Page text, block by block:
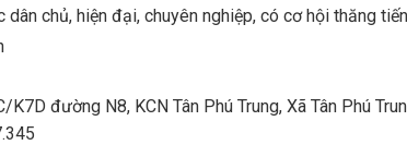
dân chủ, hiện đại, chuyên nghiệp, có cơ hội thăng
đường N8, KCN Tân Phú Trung, Xã Tân Phú